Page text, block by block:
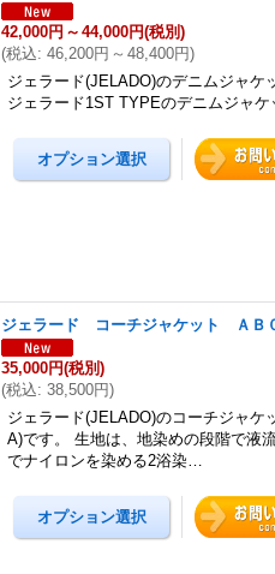
42,000円 ～ 44,000円(税別)
(税込: 46,200円 ～ 48,400円)
ジェラード(JELADO)のデニムジャケ
ジェラード1ST TYPEのデニムジャ
ジェラード コーチジャケット ＡＢ
35,000円(税別)
(税込: 38,500円)
ジェラード(JELADO)のコーチジャケ
A)です。 生地は、地染めの段階で液
でナイロンを染める2浴染…